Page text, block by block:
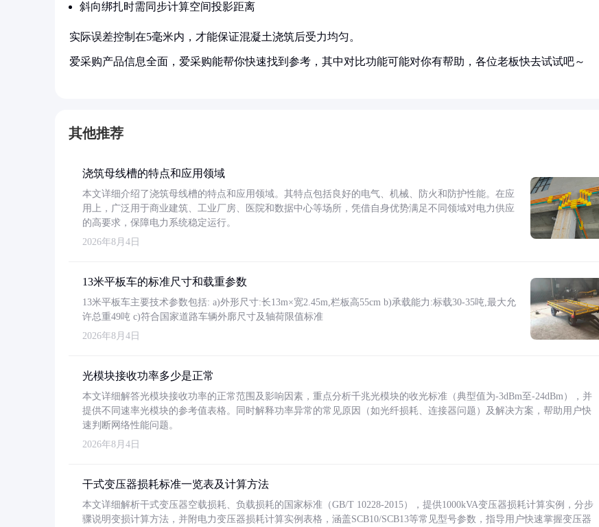
斜向绑扎时需同步计算空间投影距离
实际误差控制在5毫米内，才能保证混凝土浇筑后受力均匀。
爱采购产品信息全面，爱采购能帮你快速找到参考，其中对比功能可能对你有帮助，各位老板快去试试吧～
其他推荐
浇筑母线槽的特点和应用领域
本文详细介绍了浇筑母线槽的特点和应用领域。其特点包括良好的电气、机械、防火和防护性能。在应
用上，广泛用于商业建筑、工业厂房、医院和数据中心等场所，凭借自身优势满足不同领域对电力供应
的高要求，保障电力系统稳定运行。
2026年8月4日
13米平板车的标准尺寸和载重参数
13米平板车主要技术参数包括: a)外形尺寸:长13m×宽2.45m,栏板高55cm b)承载能力:标载30-35吨,最大允
许总重49吨 c)符合国家道路车辆外廓尺寸及轴荷限值标准
2026年8月4日
光模块接收功率多少是正常
本文详细解答光模块接收功率的正常范围及影响因素，重点分析千兆光模块的收光标准（典型值为-3dBm至-24dBm），并
提供不同速率光模块的参考值表格。同时解释功率异常的常见原因（如光纤损耗、连接器问题）及解决方案，帮助用户快
速判断网络性能问题。
2026年8月4日
干式变压器损耗标准一览表及计算方法
本文详细解析干式变压器空载损耗、负载损耗的国家标准（GB/T 10228-2015），提供1000kVA变压器损耗计算实例，分步
骤说明变损计算方法，并附电力变压器损耗计算实例表格，涵盖SCB10/SCB13等常见型号参数，指导用户快速掌握变压器